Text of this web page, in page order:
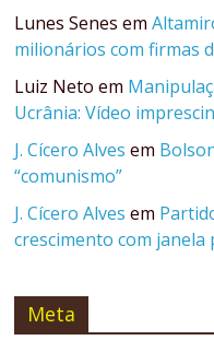
Lunes Senes em
milionários com firmas
Luiz Neto em
Ucrânia: Vídeo
J. Cícero Alves em
“comunismo”
J. Cícero Alves em
crescimento com janela
Meta